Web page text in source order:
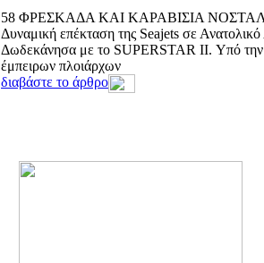
58 ΦΡΕΣΚΑΔΑ ΚΑΙ ΚΑΡΑΒΙΣΙΑ
Δυναμική επέκταση της Seajets σε Ανατολικό
Δωδεκάνησα με το SUPERSTAR II. Υπό την
έμπειρων πλοιάρχων
διαβάστε το άρθρο